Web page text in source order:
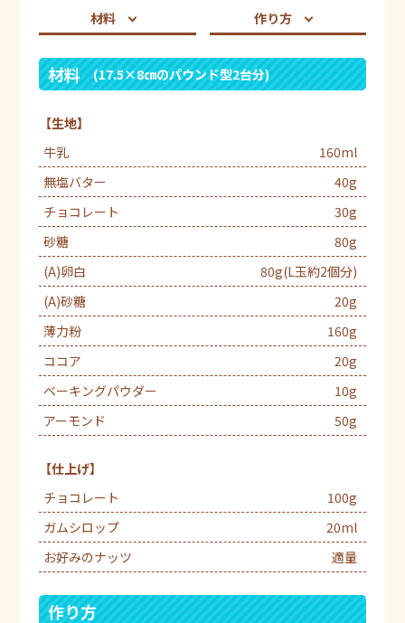
材料 作り方
材料 (17.5×8㎝のパウンド型2台分)
【生地】
牛乳
160ml
無塩バター
40g
チョコレート
30g
砂糖
80g
(A)卵白
80g(L玉約2個分)
(A)砂糖
20g
薄力粉
160g
ココア
20g
ベーキングパウダー
10g
アーモンド
50g
【仕上げ】
チョコレート
100g
ガムシロップ
20ml
お好みのナッツ
適量
作り方